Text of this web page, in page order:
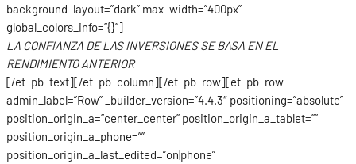
background_layout=”dark” max_width=”400px”
global_colors_info=”{}”]
LA CONFIANZA DE LAS INVERSIONES SE BASA EN EL
RENDIMIENTO ANTERIOR
[/et_pb_text][/et_pb_column][/et_pb_row][et_pb_row
admin_label=”Row” _builder_version=”4.4.3″ positioning=”absolute”
position_origin_a=”center_center” position_origin_a_tablet=””
position_origin_a_phone=””
position_origin_a_last_edited=”on|phone”